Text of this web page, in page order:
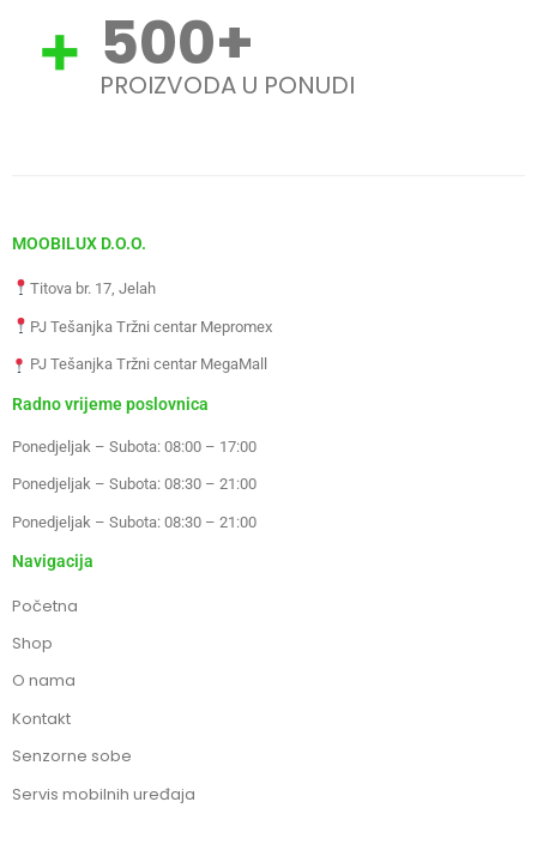
500+
PROIZVODA U PONUDI
MOOBILUX D.O.O.
Titova br. 17, Jelah
PJ Tešanjka Tržni centar Mepromex
PJ Tešanjka Tržni centar MegaMall
Radno vrijeme poslovnica
Ponedjeljak – Subota: 08:00 – 17:00
Ponedjeljak – Subota: 08:30 – 21:00
Ponedjeljak – Subota: 08:30 – 21:00
Navigacija
Početna
Shop
O nama
Kontakt
Senzorne sobe
Servis mobilnih uređaja